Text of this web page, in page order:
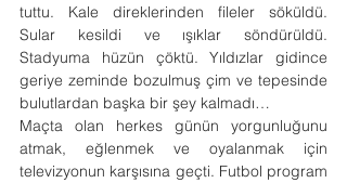
tuttu. Kale direklerinden fileler söküldü.
Sular kesildi ve ışıklar söndürüldü.
Stadyuma hüzün çöktü. Yıldızlar gidince
geriye zeminde bozulmuş çim ve tepesinde
bulutlardan başka bir şey kalmadı…
Maçta olan herkes günün yorgunluğunu
atmak, eğlenmek ve oyalanmak için
televizyonun karşısına geçti. Futbol program